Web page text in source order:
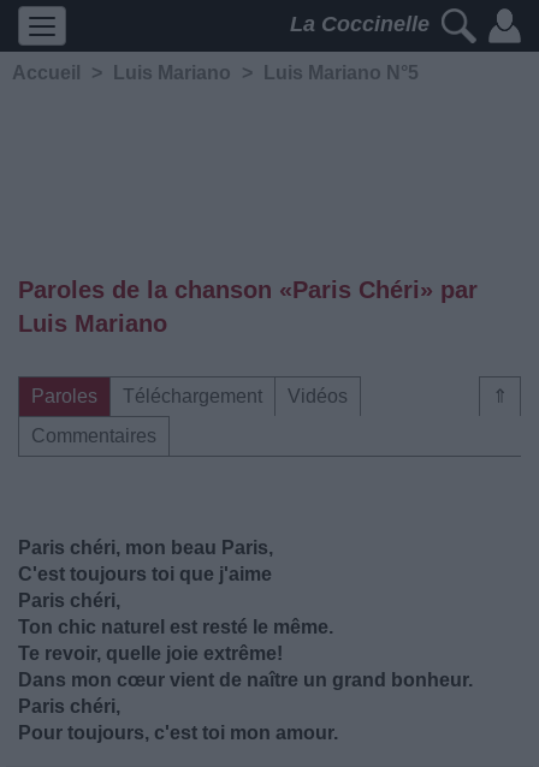
La Coccinelle
Accueil > Luis Mariano > Luis Mariano N°5
Paroles de la chanson «Paris Chéri» par
Luis Mariano
⇑
Paroles Téléchargement
Vidéos
Commentaires
Paris chéri, mon beau Paris,
C'est toujours toi que j'aime
Paris chéri,
Ton chic naturel est resté le même.
Te revoir, quelle joie extrême!
Dans mon cœur vient de naître un grand bonheur.
Paris chéri,
Pour toujours, c'est toi mon amour.